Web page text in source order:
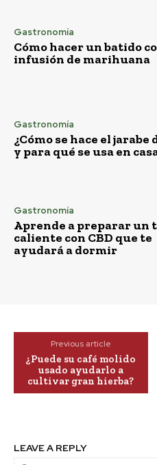
Gastronomía
Cómo hacer un batido
infusión de marihuana
Gastronomía
¿Cómo se hace el jarabe
y para qué se usa en
Gastronomía
Aprende a preparar un
caliente con CBD que te
ayudará a dormir
Previous article
¿Puede su café molido
usado ayudarlo a
cultivar gran hierba?
LEAVE A REPLY